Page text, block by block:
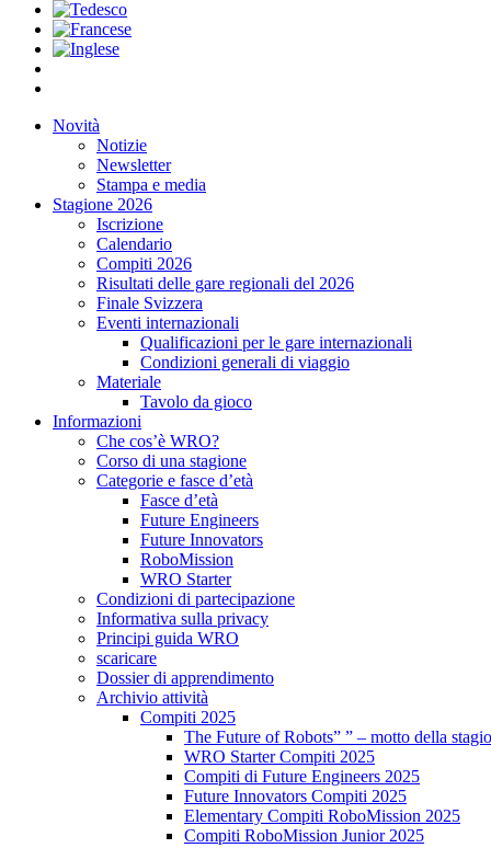
Novità
Notizie
Newsletter
Stampa e media
Stagione 2026
Iscrizione
Calendario
Compiti 2026
Risultati delle gare regionali del 2026
Finale Svizzera
Eventi internazionali
Qualificazioni per le gare internazionali
Condizioni generali di viaggio
Materiale
Tavolo da gioco
Informazioni
Che cos’è WRO?
Corso di una stagione
Categorie e fasce d’età
Fasce d’età
Future Engineers
Future Innovators
RoboMission
WRO Starter
Condizioni di partecipazione
Informativa sulla privacy
Principi guida WRO
scaricare
Dossier di apprendimento
Archivio attività
Compiti 2025
The Future of Robots” ” – motto della
WRO Starter Compiti 2025
Compiti di Future Engineers 2025
Future Innovators Compiti 2025
Elementary Compiti RoboMission 2025
Compiti RoboMission Junior 2025